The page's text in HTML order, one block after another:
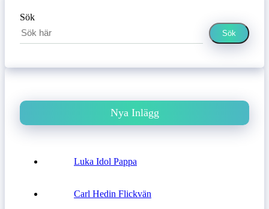
Sök
Sök
Nya Inlägg
Luka Idol Pappa
Carl Hedin Flickvän